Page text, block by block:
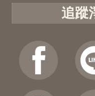
追蹤